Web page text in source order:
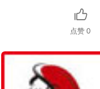
点赞 0